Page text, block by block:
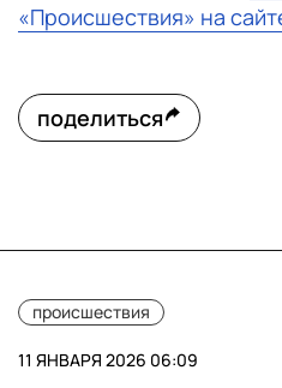
«Происшествия» на
поделиться
происшествия
11 ЯНВАРЯ 2026 06:09